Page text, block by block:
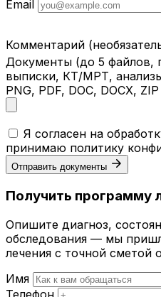
Email
Комментарий
Документы (до 5 файлов,
выписки, КТ/МРТ,
PNG, PDF, DOC, DOCX, ZIP
Я согласен на
принимаю политику
Отправить документы
Получить программу
Опишите диагноз,
обследования — мы
лечения с точной сметой
Имя
Телефон